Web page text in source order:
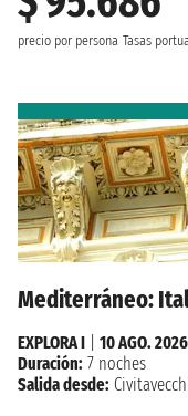
precio por persona Tasas
Mediterráneo:
EXPLORA I
10 AGO. 2026
Duración: 7 noches
Salida desde: